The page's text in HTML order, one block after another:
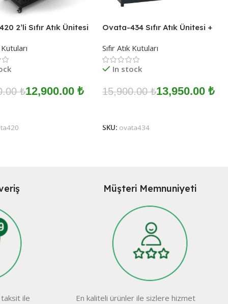
2’li Sıfır Atık Ünitesi
Kutuları
₺12,900.00₺
Ovata-434 Sıfır Atık Ünitesi +
Sıfır Atık Kutuları
In stock
15,900.00₺13,950.00₺
SKU: ovata434
taksit ile
Müşteri Memnuniyeti
En kaliteli ürünler ile sizlere hizmet